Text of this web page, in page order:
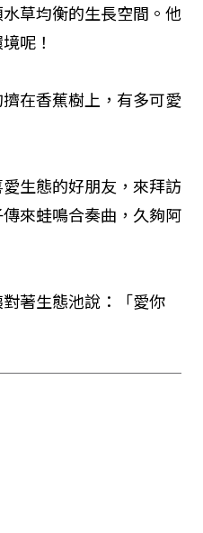
草均衡的生長空間。他
呢！
在香蕉樹上，有多可愛
生態的好朋友，來拜訪
來蛙鳴合奏曲，久夠阿
著生態池說：「愛你